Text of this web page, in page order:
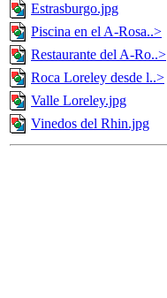
Estrasburgo.jpg
Piscina en el A-Rosa..>
Restaurante del A-Ro..>
Roca Loreley desde l..>
Valle Loreley.jpg
Vinedos del Rhin.jpg